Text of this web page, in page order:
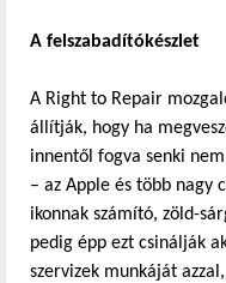
A felszabadítókészlet
A Right to Repair
állítják, hogy ha
innentől fogva senki
– az Apple és több nagy
ikonnak számító, zöld-
pedig épp ezt csinálják
szervizek munkáját